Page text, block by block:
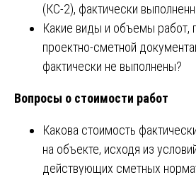
(КС-2), фактически
Какие виды и объемы работ,
проектно-сметной
фактически не выполнены?
Вопросы о стоимости работ
Какова стоимость
на объекте, исходя из
действующих сметных